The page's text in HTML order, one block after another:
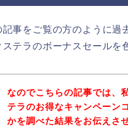
事をご覧の方のように過
テラのボーナスセールを
なのでこちらの記事では、
テラのお得なキャンペーン
かを調べた結果をお伝えさ